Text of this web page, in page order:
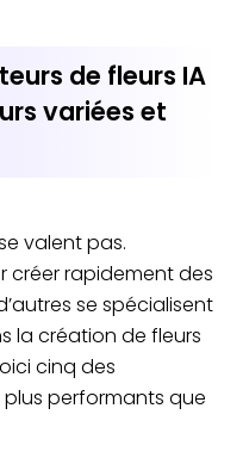
de fleurs IA
variées et
valent pas.
créer rapidement des
se spécialisent
la création de fleurs
cinq des
plus performants que